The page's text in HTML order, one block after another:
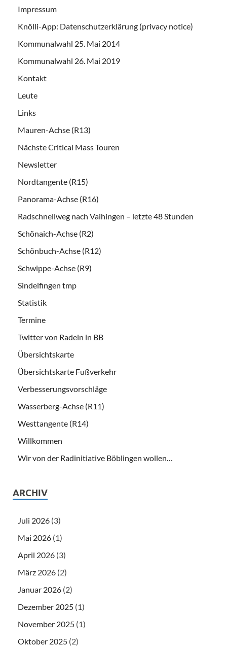
Impressum
Knölli-App: Datenschutzerklärung (privacy notice)
Kommunalwahl 25. Mai 2014
Kommunalwahl 26. Mai 2019
Kontakt
Leute
Links
Mauren-Achse (R13)
Nächste Critical Mass Touren
Newsletter
Nordtangente (R15)
Panorama-Achse (R16)
Radschnellweg nach Vaihingen – letzte 48 Stunden
Schönaich-Achse (R2)
Schönbuch-Achse (R12)
Schwippe-Achse (R9)
Sindelfingen tmp
Statistik
Termine
Twitter von Radeln in BB
Übersichtskarte
Übersichtskarte Fußverkehr
Verbesserungsvorschläge
Wasserberg-Achse (R11)
Westtangente (R14)
Willkommen
Wir von der Radinitiative Böblingen wollen…
ARCHIV
Juli 2026 (3)
Mai 2026 (1)
April 2026 (3)
März 2026 (2)
Januar 2026 (2)
Dezember 2025 (1)
November 2025 (1)
Oktober 2025 (2)